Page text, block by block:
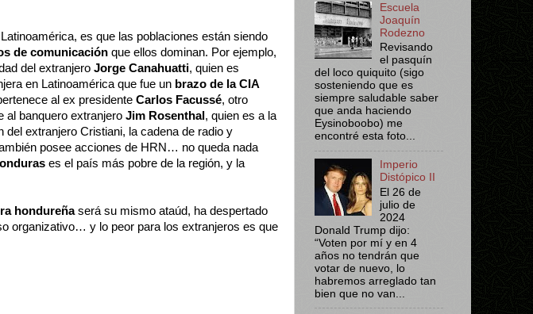
es que las poblaciones están siendo
de comunicación que ellos dominan. Por ejemplo,
del extranjero Jorge Canahuatti, quien es
en Latinoamérica que fue un brazo de la CIA
al ex presidente Carlos Facussé, otro
al banquero extranjero Jim Rosenthal, quien es a la
extranjero Cristiani, la cadena de radio y
posee acciones de HRN… no queda nada
es el país más pobre de la región, y la
hondureñaserá su mismo ataúd, ha despertado
organizativo… y lo peor para los extranjeros es que
Escuela
Joaquín
Rodezno
Revisando
el pasquín
del loco quiquito (sigo
sosteniendo que es
siempre saludable saber
que anda haciendo
Eysinoboobo) me
encontré esta foto...
Imperio
Distópico II
El 26 de
julio de
2024
Donald Trump dijo:
“Voten por mí y en 4
años no tendrán que
votar de nuevo, lo
habremos arreglado tan
bien que no van...